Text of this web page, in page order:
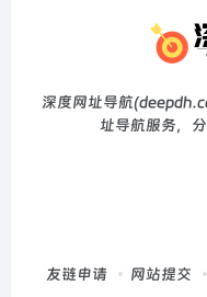
深度网址导航
址导航服务，
友链申请 网站提交